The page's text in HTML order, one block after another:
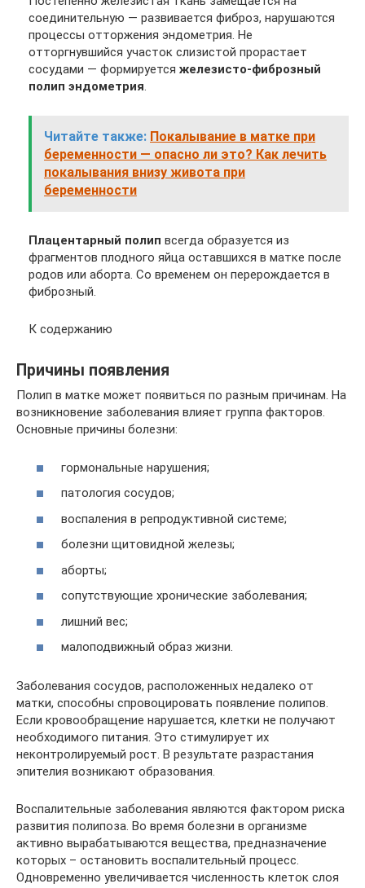
соединительную — развивается фиброз, нарушаются
процессы отторжения эндометрия. Не
отторгнувшийся участок слизистой прорастает
сосудами — формируется железисто-фиброзный
полип эндометрия.
Читайте также: Покалывание в матке при
беременности — опасно ли это? Как лечить
покалывания внизу живота при
беременности
Плацентарный полип всегда образуется из
фрагментов плодного яйца оставшихся в матке после
родов или аборта. Со временем он перерождается в
фиброзный.
К содержанию
Причины появления
Полип в матке может появиться по разным причинам. На
возникновение заболевания влияет группа факторов.
Основные причины болезни:
гормональные нарушения;
патология сосудов;
воспаления в репродуктивной системе;
болезни щитовидной железы;
аборты;
сопутствующие хронические заболевания;
лишний вес;
малоподвижный образ жизни.
Заболевания сосудов, расположенных недалеко от
матки, способны спровоцировать появление полипов.
Если кровообращение нарушается, клетки не получают
необходимого питания. Это стимулирует их
неконтролируемый рост. В результате разрастания
эпителия возникают образования.
Воспалительные заболевания являются фактором риска
развития полипоза. Во время болезни в организме
активно вырабатываются вещества, предназначение
которых – остановить воспалительный процесс.
Одновременно увеличивается численность клеток слоя